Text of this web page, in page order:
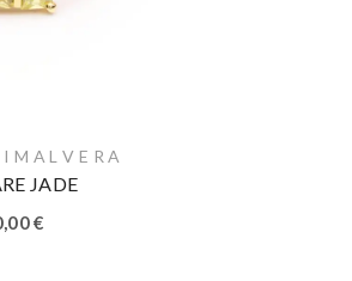
M A L V E R A
JADE
€